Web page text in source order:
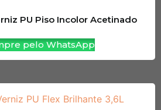
PU Piso Incolor Acetinado
pelo WhatsApp